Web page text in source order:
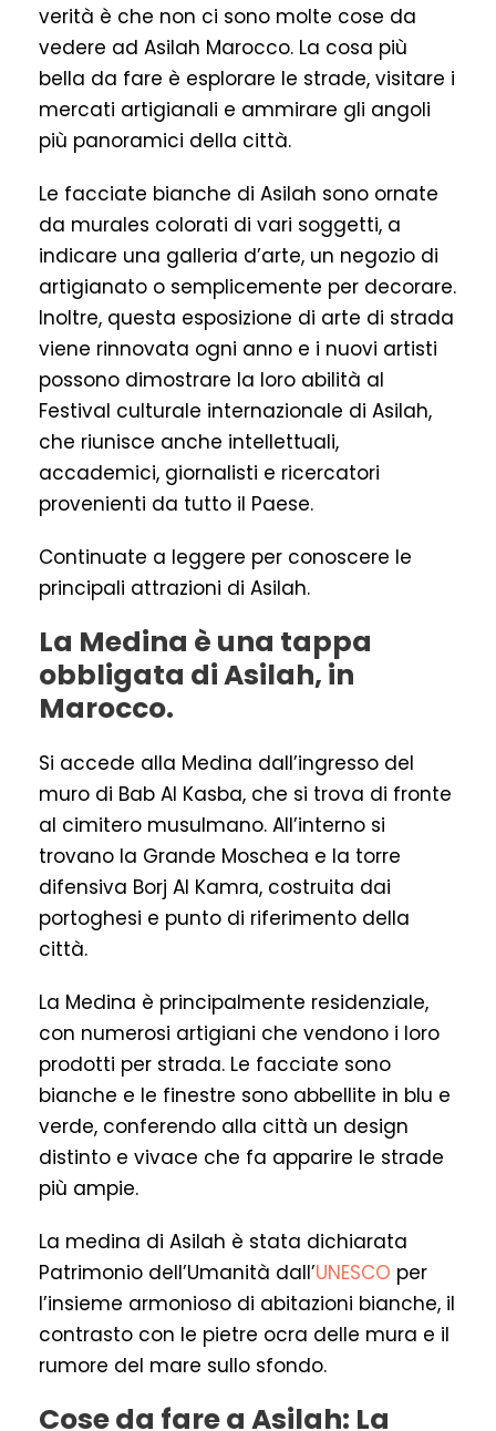
verità è che non ci sono molte cose da
vedere ad Asilah Marocco. La cosa più
bella da fare è esplorare le strade, visitare i
mercati artigianali e ammirare gli angoli
più panoramici della città.
Le facciate bianche di Asilah sono ornate
da murales colorati di vari soggetti, a
indicare una galleria d’arte, un negozio di
artigianato o semplicemente per decorare.
Inoltre, questa esposizione di arte di strada
viene rinnovata ogni anno e i nuovi artisti
possono dimostrare la loro abilità al
Festival culturale internazionale di Asilah,
che riunisce anche intellettuali,
accademici, giornalisti e ricercatori
provenienti da tutto il Paese.
Continuate a leggere per conoscere le
principali attrazioni di Asilah.
La Medina è una tappa
obbligata di Asilah, in
Marocco.
Si accede alla Medina dall’ingresso del
muro di Bab Al Kasba, che si trova di fronte
al cimitero musulmano. All’interno si
trovano la Grande Moschea e la torre
difensiva Borj Al Kamra, costruita dai
portoghesi e punto di riferimento della
città.
La Medina è principalmente residenziale,
con numerosi artigiani che vendono i loro
prodotti per strada. Le facciate sono
bianche e le finestre sono abbellite in blu e
verde, conferendo alla città un design
distinto e vivace che fa apparire le strade
più ampie.
La medina di Asilah è stata dichiarata
Patrimonio dell’Umanità dall’UNESCO per
l’insieme armonioso di abitazioni bianche, il
contrasto con le pietre ocra delle mura e il
rumore del mare sullo sfondo.
Cose da fare a Asilah: La